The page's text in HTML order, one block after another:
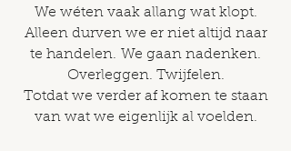
We wéten vaak allang wat klopt.
Alleen durven we er niet altijd naar
te handelen. We gaan nadenken.
Overleggen. Twijfelen.
Totdat we verder af komen te staan
van wat we eigenlijk al voelden.